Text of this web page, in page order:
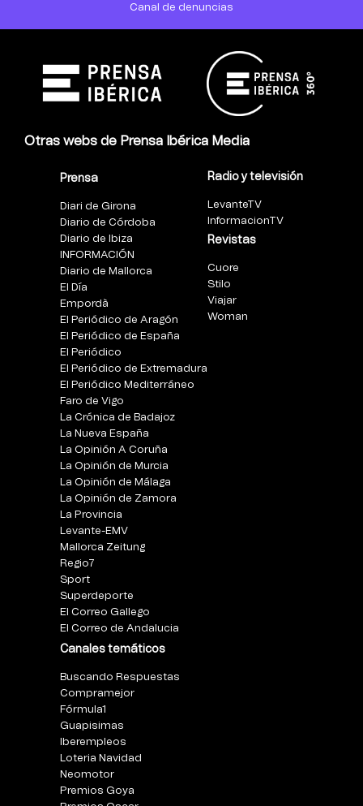
Canal de denuncias
Otras webs de Prensa Ibérica Media
Prensa
Diari de Girona
Diario de Córdoba
Diario de Ibiza
INFORMACIÓN
Diario de Mallorca
El Día
Empordà
El Periódico de Aragón
El Periódico de España
El Periódico
El Periódico de Extremadura
El Periódico Mediterráneo
Faro de Vigo
La Crónica de Badajoz
La Nueva España
La Opinión A Coruña
La Opinión de Murcia
La Opinión de Málaga
La Opinión de Zamora
La Provincia
Levante-EMV
Mallorca Zeitung
Regio7
Sport
Superdeporte
El Correo Gallego
El Correo de Andalucia
Canales temáticos
Buscando Respuestas
Compramejor
Fórmula1
Guapisimas
Iberempleos
Loteria Navidad
Neomotor
Premios Goya
Radio y televisión
LevanteTV
InformacionTV
Revistas
Cuore
Stilo
Viajar
Woman